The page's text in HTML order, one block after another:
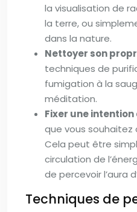
la visualisation de
la terre, ou
dans la nature.
Nettoyer son
techniques de
fumigation à la
méditation.
Fixer une intention
que vous souhaitez
Cela peut être
circulation de
de percevoir l’aura
Techniques de